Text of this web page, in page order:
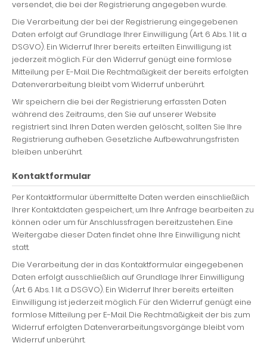
versendet, die bei der Registrierung angegeben wurde.
Die Verarbeitung der bei der Registrierung eingegebenen
Daten erfolgt auf Grundlage Ihrer Einwilligung (Art. 6 Abs. 1 lit. a
DSGVO). Ein Widerruf Ihrer bereits erteilten Einwilligung ist
jederzeit möglich. Für den Widerruf genügt eine formlose
Mitteilung per E-Mail. Die Rechtmäßigkeit der bereits erfolgten
Datenverarbeitung bleibt vom Widerruf unberührt.
Wir speichern die bei der Registrierung erfassten Daten
während des Zeitraums, den Sie auf unserer Website
registriert sind. Ihren Daten werden gelöscht, sollten Sie Ihre
Registrierung aufheben. Gesetzliche Aufbewahrungsfristen
bleiben unberührt.
Kontaktformular
Per Kontaktformular übermittelte Daten werden einschließlich
Ihrer Kontaktdaten gespeichert, um Ihre Anfrage bearbeiten zu
können oder um für Anschlussfragen bereitzustehen. Eine
Weitergabe dieser Daten findet ohne Ihre Einwilligung nicht
statt.
Die Verarbeitung der in das Kontaktformular eingegebenen
Daten erfolgt ausschließlich auf Grundlage Ihrer Einwilligung
(Art. 6 Abs. 1 lit. a DSGVO). Ein Widerruf Ihrer bereits erteilten
Einwilligung ist jederzeit möglich. Für den Widerruf genügt eine
formlose Mitteilung per E-Mail. Die Rechtmäßigkeit der bis zum
Widerruf erfolgten Datenverarbeitungsvorgänge bleibt vom
Widerruf unberührt.